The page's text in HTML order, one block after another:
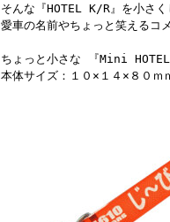
そんな『HOTEL K/R』を小さ
愛車の名前やちょっと笑えるコ
ちょっと小さな 『Mini
本体サイズ：１０×１４×８０ｍ